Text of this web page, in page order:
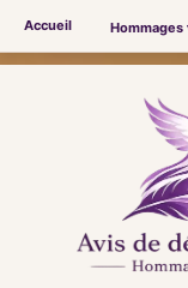
Accueil Hommages